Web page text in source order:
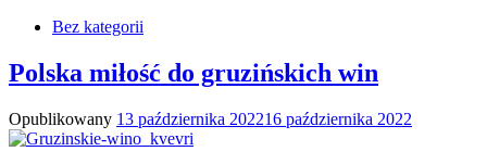
Bez kategorii
Polska miłość do gruzińskich win
Opublikowany 13 października 202216 października 2022